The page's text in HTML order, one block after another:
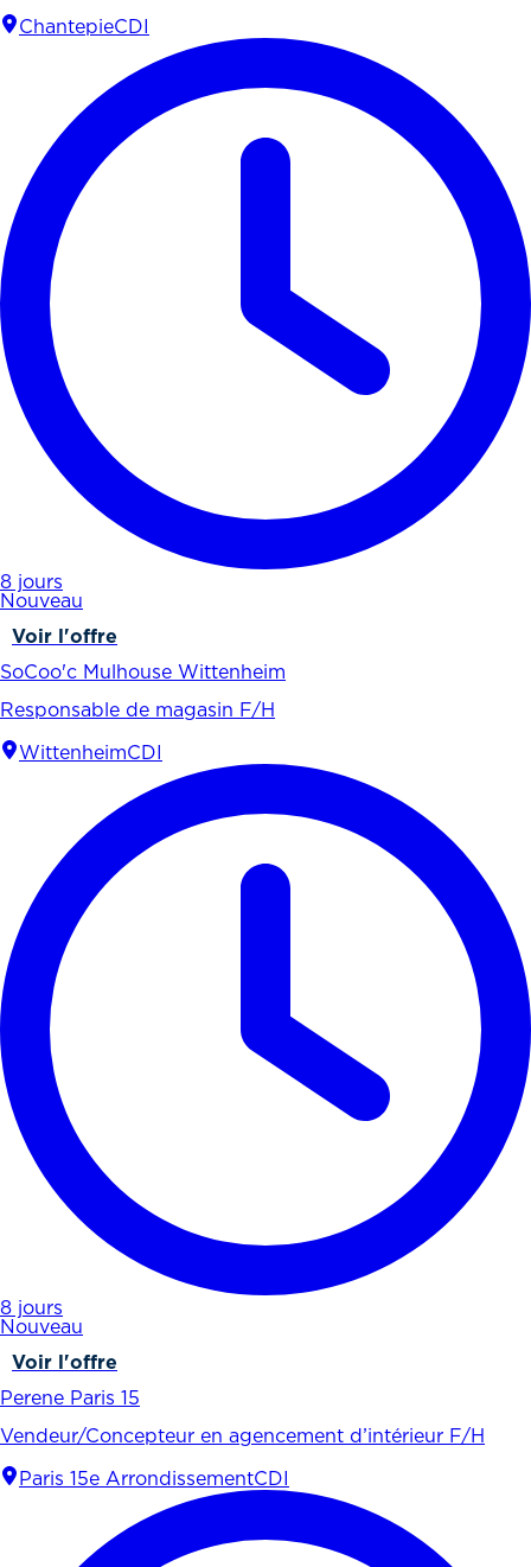
ChantepieCDI
8 jours
Nouveau
Voir l'offre
SoCoo'c Mulhouse Wittenheim
Responsable de magasin F/H
WittenheimCDI
8 jours
Nouveau
Voir l'offre
Perene Paris 15
Vendeur/Concepteur en agencement d’intérieur F/H
Paris 15e ArrondissementCDI